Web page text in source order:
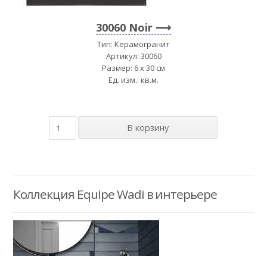
30060 Noir
Тип: Керамогранит
Артикул: 30060
Размер: 6 x 30 см
Ед. изм.: кв.м.
Коллекция Equipe Wadi в интерьере